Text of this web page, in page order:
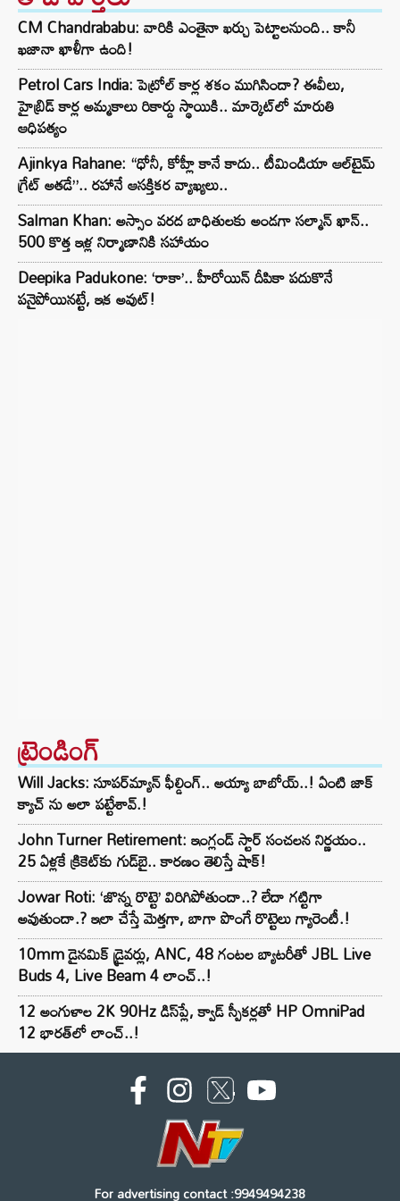
CM Chandrababu: వారికి ఎంతైనా ఖర్చు పెట్టాలనుంది.. కానీ
ఖజానా ఖాళీగా ఉంది!
Petrol Cars India: పెట్రోల్ కార్ల శకం ముగిసిందా? ఈవీలు,
హైబ్రిడ్ కార్ల అమ్మకాలు రికార్డు స్థాయికి.. మార్కెట్‌లో మారుతి
ఆధిపత్యం
Ajinkya Rahane: “ధోనీ, కోహ్లీ కానే కాదు.. టీమిండియా ఆల్‌టైమ్
గ్రేట్ అతడే”.. రహానే ఆసక్తికర వ్యాఖ్యలు..
Salman Khan: అస్సాం వరద బాధితులకు అండగా సల్మాన్ ఖాన్..
500 కొత్త ఇళ్ల నిర్మాణానికి సహాయం
Deepika Padukone: ‘రాకా’.. హీరోయిన్ దీపికా పదుకొనే
పనైపోయినట్టే, ఇక అవుట్!
ట్రెండింగ్‌
Will Jacks: సూపర్‌మ్యాన్ ఫీల్డింగ్.. అయ్యా బాబోయ్..! ఏంటి జాక్
క్యాచ్ ను అలా పట్టేశావ్.!
John Turner Retirement: ఇంగ్లండ్ స్టార్ సంచలన నిర్ణయం..
25 ఏళ్లకే క్రికెట్‌కు గుడ్‌బై.. కారణం తెలిస్తే షాక్!
Jowar Roti: ‘జొన్న రొట్టె’ విరిగిపోతుందా..? లేదా గట్టిగా
అవుతుందా.? ఇలా చేస్తే మెత్తగా, బాగా పొంగే రొట్టెలు గ్యారెంటీ.!
10mm డైనమిక్ డ్రైవర్లు, ANC, 48 గంటల బ్యాటరీతో JBL Live
Buds 4, Live Beam 4 లాంచ్..!
12 అంగుళాల 2K 90Hz డిస్‌ప్లే, క్వాడ్ స్పీకర్లతో HP OmniPad
12 భారత్‌లో లాంచ్..!
For advertising contact :9949494238